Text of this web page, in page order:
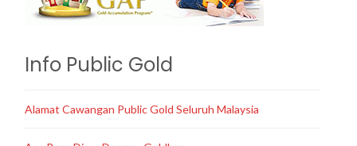
Info Public Gold
Alamat Cawangan Public Gold Seluruh Malaysia